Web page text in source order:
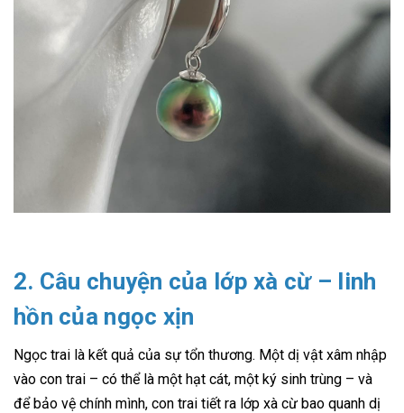
2. Câu chuyện của lớp xà cừ – linh
hồn của ngọc xịn
Ngọc trai là kết quả của sự tổn thương. Một dị vật xâm nhập
vào con trai – có thể là một hạt cát, một ký sinh trùng – và
để bảo vệ chính mình, con trai tiết ra lớp xà cừ bao quanh dị